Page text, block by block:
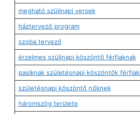
megható szülinapi versek
háztervező program
szoba tervező
érzelmes szülinapi köszöntő férfiaknak
pasiknak születésnapi köszöntők
születésnapi köszöntő nőknek
háromszög területe